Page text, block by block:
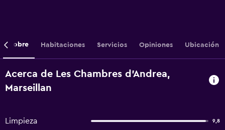
Sobre Habitaciones Servicios Opiniones Ubicación
Acerca de Les Chambres d'Andrea,
Marseillan
Limpieza 9,8